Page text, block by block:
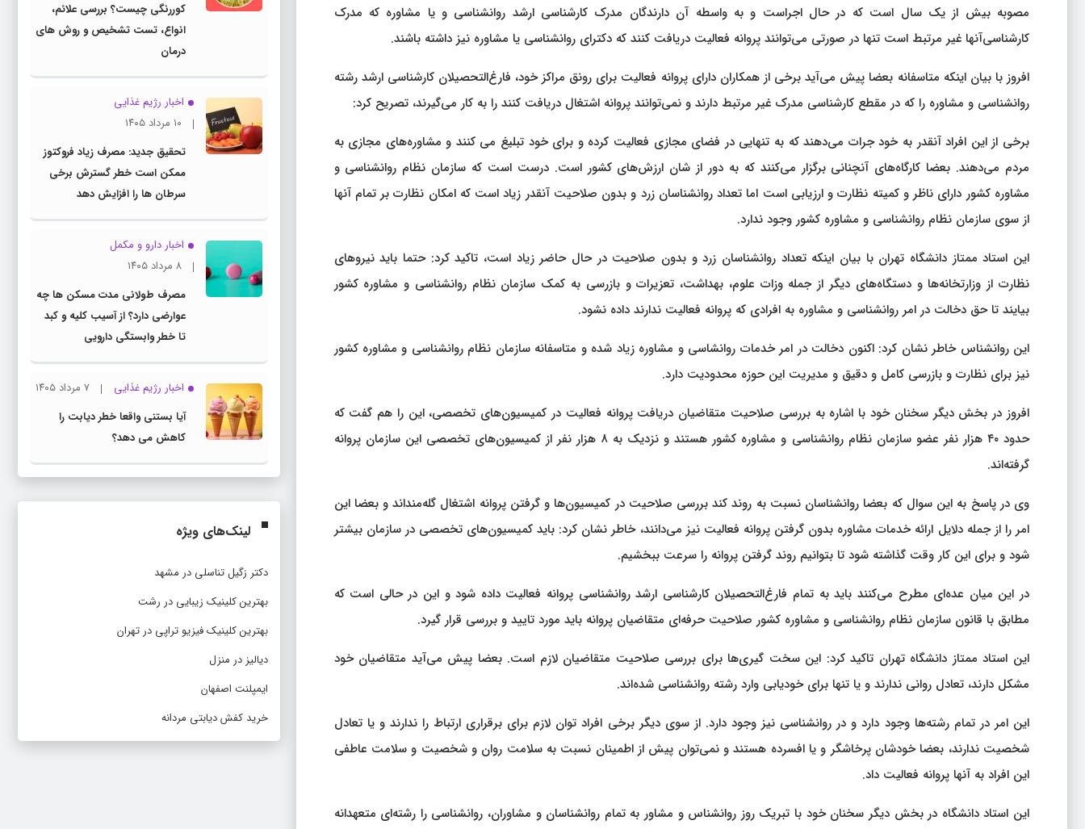
مصوبه بیش از یک سال است که در حال اجراست و به واسطه آن دارندگان مدرک کارشناسی ارشد روانشناسی و یا مشاوره که مدرک
کارشناسی‌آنها غیر مرتبط است تنها در صورتی می‌توانند پروانه فعالیت دریافت کنند که دکترای روانشناسی یا مشاوره نیز داشته باشند.
افروز با بیان اینکه متاسفانه بعضا پیش می‌آید برخی از همکاران دارای پروانه فعالیت برای رونق مراکز خود، فارغ‌التحصیلان کارشناسی ارشد رشته
روانشناسی و مشاوره‌ را که در مقطع کارشناسی مدرک غیر مرتبط دارند و نمی‌توانند پروانه اشتغال دریافت کنند را به کار می‌گیرند، تصریح کرد:
برخی از این افراد آنقدر به خود جرات می‌دهند که به تنهایی در فضای مجازی فعالیت کرده و برای خود تبلیغ می ‌کنند و مشاوره‌های مجازی به
مردم می‌دهند. بعضا کارگاه‌های آنچنانی برگزار می‌کنند که به دور از شان ارزش‌های کشور است. درست است که سازمان نظام روانشناسی و
مشاوره کشور دارای ناظر و کمیته نظارت و ارزیابی است اما تعداد روانشناسان زرد و بدون صلاحیت آنقدر زیاد است که امکان نظارت بر تمام آنها
از سوی سازمان نظام روانشناسی و مشاوره کشور وجود ندارد.
این استاد ممتاز دانشگاه تهران با بیان اینکه تعداد روانشناسان زرد و بدون صلاحیت در حال حاضر زیاد است، تاکید کرد: حتما باید نیروهای
نظارت از وزارتخانه‌ها و دستگاه‌های دیگر از جمله وزات علوم، بهداشت، تعزیرات و بازرسی به کمک سازمان نظام روانشناسی و مشاوره کشور
بیایند تا حق دخالت در امر روانشناسی و مشاوره به افرادی که پروانه فعالیت ندارند داده نشود.
این روانشناس خاطر نشان کرد: اکنون دخالت در امر خدمات روانشاسی و مشاوره زیاد شده و متاسفانه سازمان نظام روانشناسی و مشاوره کشور
نیز برای نظارت و بازرسی کامل و دقیق و مدیریت این حوزه محدودیت دارد.
افروز در بخش دیگر سخنان خود با اشاره به بررسی صلاحیت متقاضیان دریافت پروانه فعالیت در کمیسیون‌های تخصصی، این را هم گفت که
حدود ۴۰ هزار نفر عضو سازمان نظام روانشناسی و مشاوره کشور هستند و نزدیک به ۸ هزار نفر از کمیسیون‌های تخصصی این سازمان پروانه
گرفته‌اند.
وی در پاسخ به این سوال که بعضا روانشناسان نسبت به روند کند بررسی صلاحیت در کمیسیون‌ها و گرفتن پروانه اشتغال گله‌منداند و بعضا این
امر را از جمله دلایل ارائه خدمات مشاوره بدون گرفتن پروانه فعالیت نیز می‌دانند، خاطر نشان کرد: باید کمیسیون‌های تخصصی در سازمان بیشتر
شود و برای این کار وقت گذاشته شود تا بتوانیم روند گرفتن پروانه را سرعت ببخشیم.
در این میان عده‌ای مطرح می‌کنند باید به تمام فارغ‌التحصیلان کارشناسی ارشد روانشناسی پروانه فعالیت داده شود و این در حالی است که
مطابق با قانون سازمان نظام روانشناسی و مشاوره کشور صلاحیت‌ حرفه‌ای متقاضیان پروانه باید مورد تایید و بررسی قرار گیرد.
این استاد ممتاز دانشگاه تهران تاکید کرد: این سخت گیری‌ها برای بررسی صلاحیت متقاضیان لازم است. بعضا پیش می‌آید متقاضیان خود
مشکل دارند، تعادل روانی ندارند و یا تنها برای خودیابی وارد رشته روانشناسی شده‌اند.
این امر در تمام رشته‌ها وجود دارد و در روانشناسی نیز وجود دارد. از سوی دیگر برخی افراد توان لازم برای برقراری ارتباط را ندارند و یا تعادل
شخصیت ندارند، بعضا خودشان پرخاشگر و یا افسرده هستند و نمی‌توان پیش از اطمینان نسبت به سلامت روان و شخصیت و سلامت عاطفی
این افراد به آنها پروانه فعالیت داد.
این استاد دانشگاه در بخش دیگر سخنان خود با تبریک روز روانشناس و مشاور به تمام روانشناسان و مشاوران، روانشناسی را رشته‌ای متعهدانه
کوررنگی چیست؟ بررسی علائم،
انواع، تست تشخیص و روش های
درمان
اخبار رژیم غذایی
۱۰ مرداد ۱۴۰۵
تحقیق جدید: مصرف زیاد فروکتوز
ممکن است خطر گسترش برخی
سرطان ها را افزایش دهد
اخبار دارو و مکمل
۸ مرداد ۱۴۰۵
مصرف طولانی مدت مسکن ها چه
عوارضی دارد؟ از آسیب کلیه و کبد
تا خطر وابستگی دارویی
اخبار رژیم غذایی
۷ مرداد ۱۴۰۵
آیا بستنی واقعا خطر دیابت را
کاهش می دهد؟
لینک‌های ویژه
دکتر زگیل تناسلی در مشهد
بهترین کلینیک زیبایی در رشت
بهترین کلینیک فیزیو تراپی در تهران
دیالیز در منزل
ایمپلنت اصفهان
خرید کفش دیابتی مردانه